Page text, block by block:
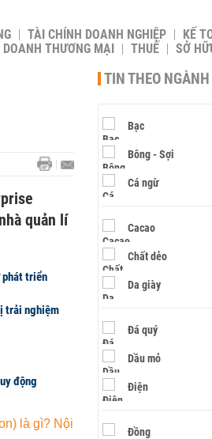
TÀI CHÍNH DOANH NGHIỆP
KẾ
DOANH THƯƠNG MẠI THUẾ SỞ
quản lí
phát triển
trải nghiệm
động
TIN THEO
Bạc
Bông - Sợi
Cá ngừ
Cacao
Chất dẻo
Da giày
Đá quý
Dầu mỏ
Điện
Đồng